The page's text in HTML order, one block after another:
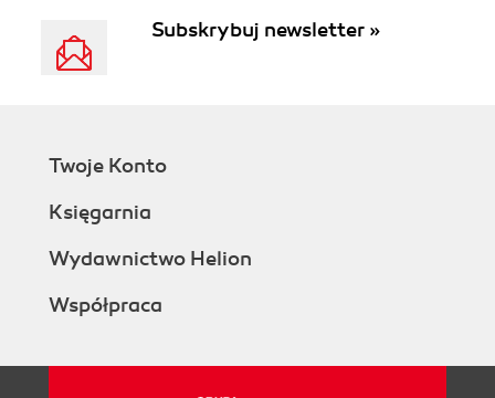
Subskrybuj newsletter »
Twoje Konto
Księgarnia
Wydawnictwo Helion
Współpraca